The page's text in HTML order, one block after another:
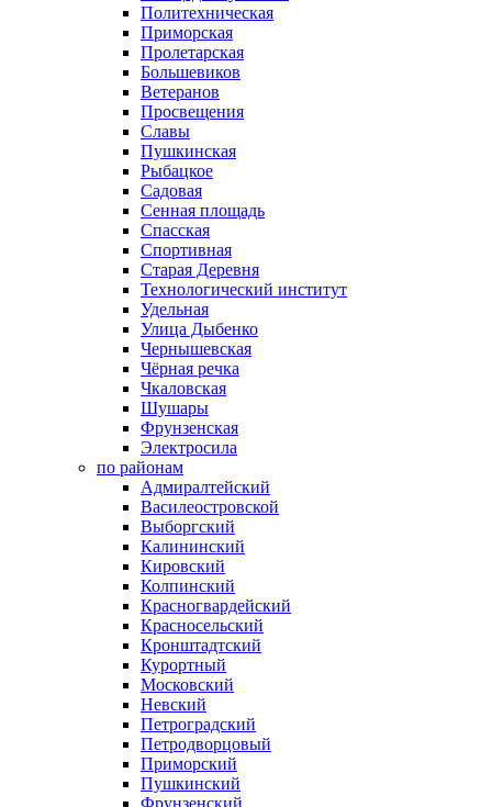
Политехническая
Приморская
Пролетарская
Большевиков
Ветеранов
Просвещения
Славы
Пушкинская
Рыбацкое
Садовая
Сенная площадь
Спасская
Спортивная
Старая Деревня
Технологический институт
Удельная
Улица Дыбенко
Чернышевская
Чёрная речка
Чкаловская
Шушары
Фрунзенская
Электросила
по районам
Адмиралтейский
Василеостровской
Выборгский
Калининский
Кировский
Колпинский
Красногвардейский
Красносельский
Кронштадтский
Курортный
Московский
Невский
Петроградский
Петродворцовый
Приморский
Пушкинский
Фрунзенский